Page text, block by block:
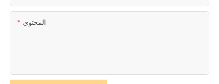
المحتوى